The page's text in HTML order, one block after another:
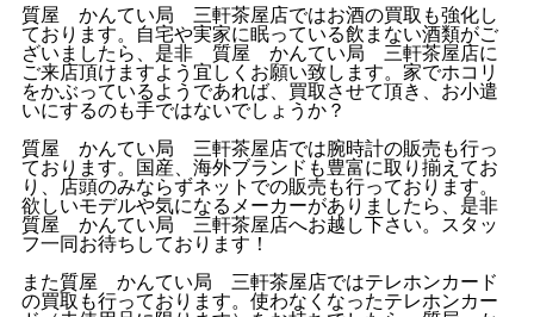
質屋 かんてい局 三軒茶屋店ではお酒の買取も強化し
ております。自宅や実家に眠っている飲まない酒類がご
ざいましたら、是非 質屋 かんてい局 三軒茶屋店に
ご来店頂けますよう宜しくお願い致します。家でホコリ
をかぶっているようであれば、買取させて頂き、お小遣
いにするのも手ではないでしょうか？
質屋 かんてい局 三軒茶屋店では腕時計の販売も行っ
ております。国産、海外ブランドも豊富に取り揃えてお
り、店頭のみならずネットでの販売も行っております。
欲しいモデルや気になるメーカーがありましたら、是非
質屋 かんてい局 三軒茶屋店へお越し下さい。スタッ
フ一同お待ちしております！
また質屋 かんてい局 三軒茶屋店ではテレホンカード
の買取も行っております。使わなくなったテレホンカー